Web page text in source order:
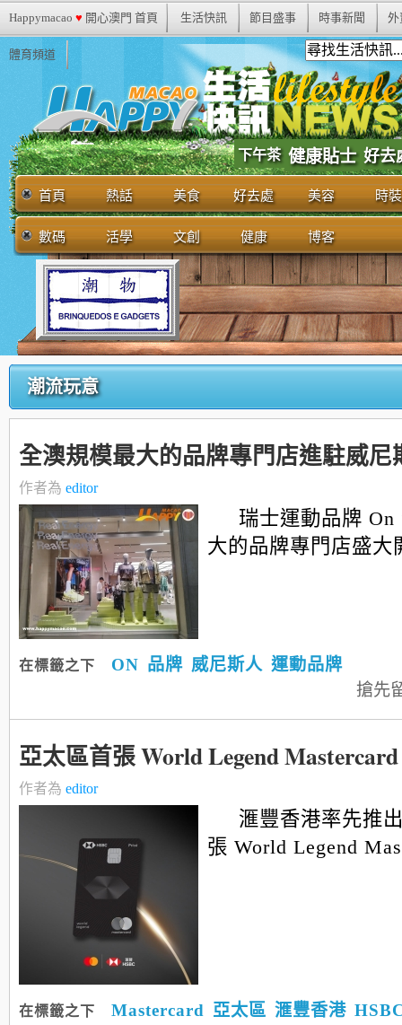
Happymacao ♥ 開心澳門 首頁 生活快訊 節目盛事 時事新聞 外
體育頻道
下午茶 健康貼士 好去
首頁 熱話 美食 好去處 美容 時裝
數碼 活學 文創 健康 博客
潮流玩意
全澳規模最大的品牌專門店進駐威尼
作者為 editor
瑞士運動品牌
大的品牌專門店盛
在標籤之下 ON 品牌 威尼斯人 運動品牌
搶先
亞太區首張 World Legend Mastercard
作者為 editor
滙豐香港率先推
張 World Legend
在標籤之下 Mastercard 亞太區 滙豐香港